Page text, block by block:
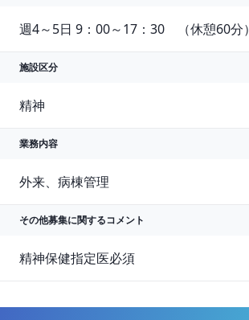
週4～5日 9：00～17：30　（休憩60分）
施設区分
精神
業務内容
外来、病棟管理
その他募集に関するコメント
精神保健指定医必須